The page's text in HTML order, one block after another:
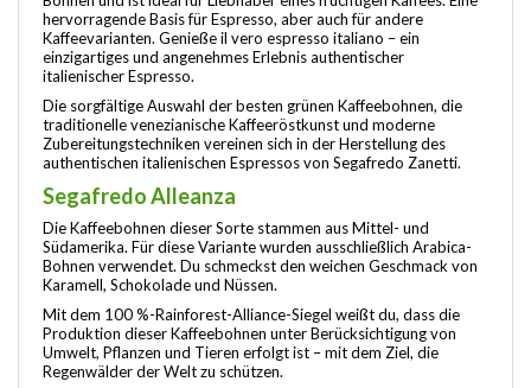
hervorragende Basis für Espresso, aber auch für andere
Kaffeevarianten. Genieße il vero espresso italiano – ein
einzigartiges und angenehmes Erlebnis authentischer
italienischer Espresso.
Die sorgfältige Auswahl der besten grünen Kaffeebohnen, die
traditionelle venezianische Kaffeeröstkunst und moderne
Zubereitungstechniken vereinen sich in der Herstellung des
authentischen italienischen Espressos von Segafredo Zanetti.
Segafredo Alleanza
Die Kaffeebohnen dieser Sorte stammen aus Mittel- und
Südamerika. Für diese Variante wurden ausschließlich Arabica-
Bohnen verwendet. Du schmeckst den weichen Geschmack von
Karamell, Schokolade und Nüssen.
Mit dem 100 %-Rainforest-Alliance-Siegel weißt du, dass die
Produktion dieser Kaffeebohnen unter Berücksichtigung von
Umwelt, Pflanzen und Tieren erfolgt ist – mit dem Ziel, die
Regenwälder der Welt zu schützen.